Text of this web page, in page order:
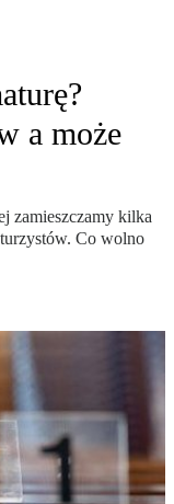
a może
zamieszczamy kilka
Co wolno